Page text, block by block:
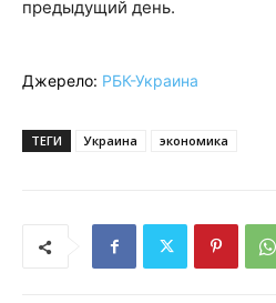
предыдущий день.
Джерело: РБК-Украина
ТЕГИ Украина экономика